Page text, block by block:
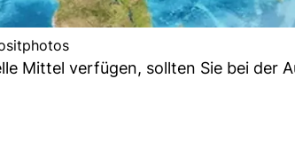
Mittel verfügen, sollten Sie bei der